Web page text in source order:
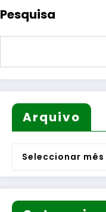
Pesquisa
Arquivo
Arquivo